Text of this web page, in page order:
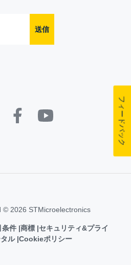
送信
© 2026 STMicroelectronics
条件 商標 セキュリティ&プライ
ル Cookieポリシー
フィードバック